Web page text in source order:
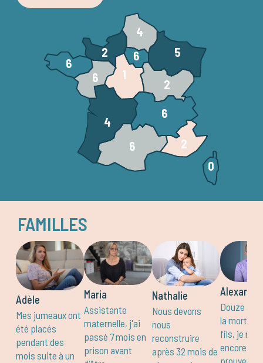
6
6
2
4
6
1
6
2
4
6
5
2
0
FAMILLES
Adèle
Mes jumeaux ont
été placés
pendant des
mois suite à un
Maria
Assistante
maternelle, j'ai
passé 7 mois en
prison avant
Nathalie
Nous devons
nous
reconstruire
après 32 mois de
Alexandre
Douze
la mort de
fils, je me
encore
prouver